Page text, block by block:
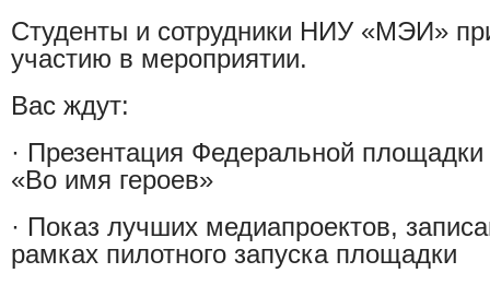
Студенты и сотрудники НИУ «МЭИ»
участию в мероприятии.
Вас ждут:
· Презентация Федеральной площадки
«Во имя героев»
· Показ лучших медиапроектов,
рамках пилотного запуска площадки